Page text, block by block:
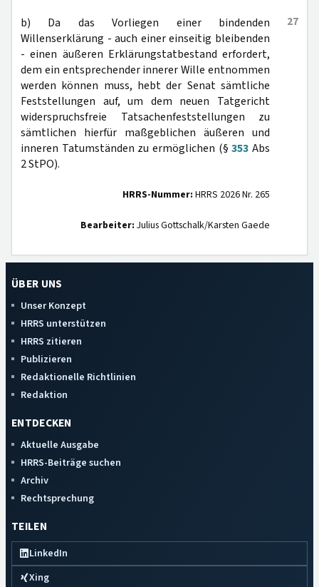
27
b) Da das Vorliegen einer bindenden
Willenserklärung - auch einer einseitig bleibenden
- einen äußeren Erklärungstatbestand erfordert,
dem ein entsprechender innerer Wille entnommen
werden können muss, hebt der Senat sämtliche
Feststellungen auf, um dem neuen Tatgericht
widerspruchsfreie Tatsachenfeststellungen zu
sämtlichen hierfür maßgeblichen äußeren und
inneren Tatumständen zu ermöglichen (§353 Abs
2 StPO).
HRRS-Nummer: HRRS 2026 Nr. 265
Bearbeiter: Julius Gottschalk/Karsten Gaede
ÜBER UNS
Unser Konzept
HRRS unterstützen
HRRS zitieren
Publizieren
Redaktionelle Richtlinien
Redaktion
ENTDECKEN
Aktuelle Ausgabe
HRRS-Beiträge suchen
Archiv
Rechtsprechung
TEILEN
LinkedIn
Xing